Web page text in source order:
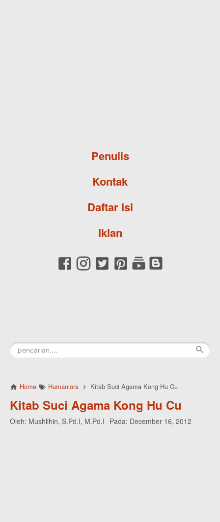
Penulis
Kontak
Daftar Isi
Iklan
Home Humaniora Kitab Suci Agama Kong Hu Cu
Kitab Suci Agama Kong Hu Cu
Oleh: Mushlihin, S.Pd.I, M.Pd.I Pada: December 16, 2012